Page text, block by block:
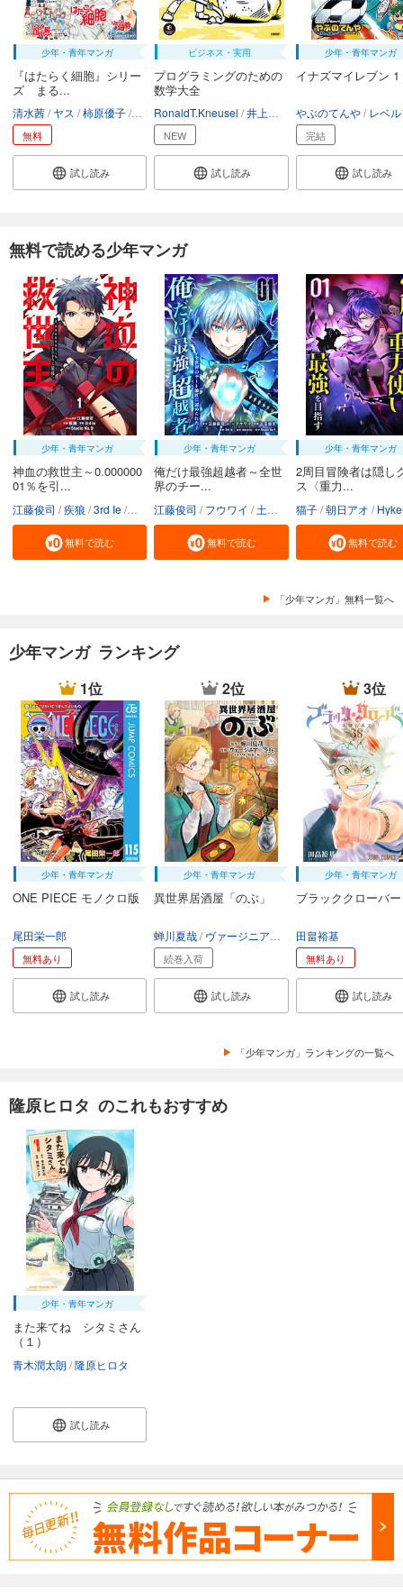
少年・青年マンガ
『はたらく細胞』シリー
ズ まる...
清水茜 ヤス 柿原優子 杉本萌 初嘉屋一生 原田重光 黒野カンナ 和泉みお
無料
試し読み
ビジネス・実用
プログラミングのための
数学大全
RonaldT.Kneusel 井上卓馬 金井哲夫
NEW
試し読み
少年・青年マンガ
イナズマイレブン 1
やぶのてんや レベルファ
完結
試し読み
無料で読める少年マンガ
少年・青年マンガ
神血の救世主～0.000000
01％を引...
江藤俊司 疾狼 3rd Ie Studio No.9
無料で読む
少年・青年マンガ
俺だけ最強超越者～全世
界のチー...
江藤俊司 フウワイ 土田健太 3rd Ie maruco
無料で読む
少年・青年マンガ
2周目冒険者は隠し
ス〈重力...
猫子 朝日アオ
無料で読む
「少年マンガ」無料一覧へ
少年マンガ ランキング
1位
少年・青年マンガ
ONE PIECE モノクロ版
尾田栄一郎
無料あり
試し読み
2位
少年・青年マンガ
異世界居酒屋「のぶ」
蝉川夏哉 ヴァージニア二等兵 転
続巻入荷
試し読み
3位
少年・青年マンガ
ブラッククローバー
田畠裕基
無料あり
試し読み
「少年マンガ」ランキングの一覧へ
隆原ヒロタ のこれもおすすめ
少年・青年マンガ
また来てね シタミさん
（１）
青木潤太朗 隆原ヒロタ
試し読み